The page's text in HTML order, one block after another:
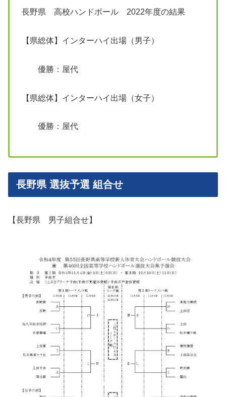
長野県 高校ハンドボール 2022年度の結果
【県総体】インターハイ出場（男子）
優勝：屋代
【県総体】インターハイ出場（女子）
優勝：屋代
長野県 選抜予選 組合せ
【長野県 男子組合せ】